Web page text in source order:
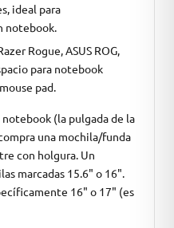
ideal para
notebook.
Rogue, ASUS ROG,
para notebook
pad.
(la pulgada de la
una mochila/funda
con holgura. Un
marcadas 15.6" o 16".
16" o 17" (es